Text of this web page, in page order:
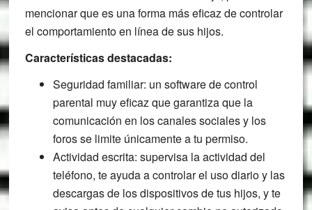
mencionar que es una forma más eficaz de controlar
el comportamiento en línea de sus hijos.
Características destacadas:
Seguridad familiar: un software de control
parental muy eficaz que garantiza que la
comunicación en los canales sociales y los
foros se limite únicamente a tu permiso.
Actividad escrita: supervisa la actividad del
teléfono, te ayuda a controlar el uso diario y las
descargas de los dispositivos de tus hijos, y te